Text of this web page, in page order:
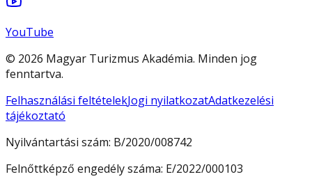
YouTube
© 2026 Magyar Turizmus Akadémia. Minden jog
fenntartva.
Felhasználási feltételekJogi nyilatkozatAdatkezelési
tájékoztató
Nyilvántartási szám: B/2020/008742
Felnőttképző engedély száma: E/2022/000103